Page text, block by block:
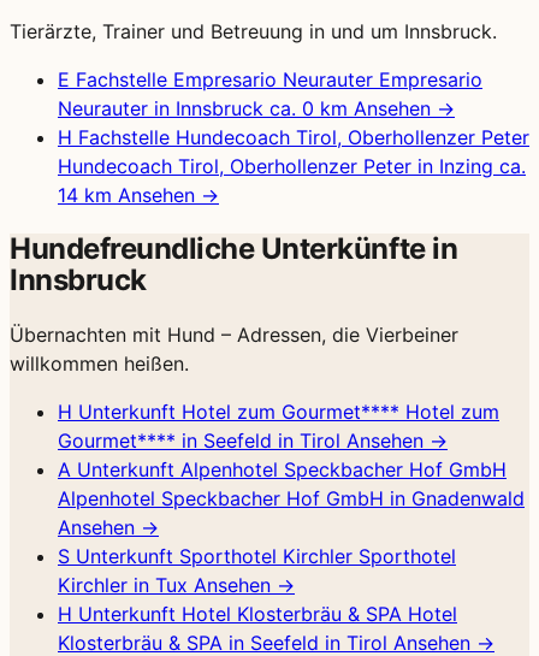
Tierärzte, Trainer und Betreuung in und um Innsbruck.
E Fachstelle Empresario Neurauter Empresario
Neurauter in Innsbruck ca. 0 km Ansehen →
H Fachstelle Hundecoach Tirol, Oberhollenzer Peter
Hundecoach Tirol, Oberhollenzer Peter in Inzing ca.
14 km Ansehen →
Hundefreundliche Unterkünfte in
Innsbruck
Übernachten mit Hund – Adressen, die Vierbeiner
willkommen heißen.
H Unterkunft Hotel zum Gourmet**** Hotel zum
Gourmet**** in Seefeld in Tirol Ansehen →
A Unterkunft Alpenhotel Speckbacher Hof GmbH
Alpenhotel Speckbacher Hof GmbH in Gnadenwald
Ansehen →
S Unterkunft Sporthotel Kirchler Sporthotel
Kirchler in Tux Ansehen →
H Unterkunft Hotel Klosterbräu & SPA Hotel
Klosterbräu & SPA in Seefeld in Tirol Ansehen →